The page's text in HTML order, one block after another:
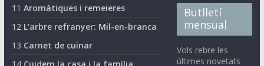
11 Aromàtiques i remeieres
12 L'arbre refranyer: Mil-en-branca
13 Carnet de cuinar
Butlletí
mensual
Vols rebre les
últimes novetats